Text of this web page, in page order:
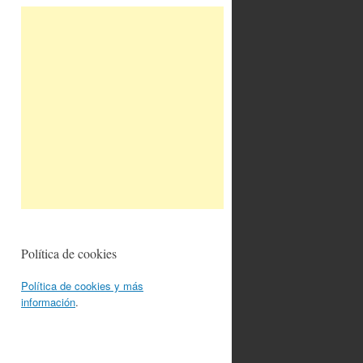
Política de cookies
Política de cookies y más
información.